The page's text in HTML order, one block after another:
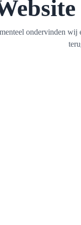
ondervinden wij